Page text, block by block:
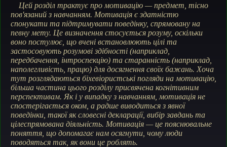
Цей розділ трактує про мотивацію — предмет, тісно
пов'язаний з навчанням. Мотивація є здатністю
спонукати та підтримувати поведінку, спрямовану на
певну мету. Це визначення стосується розуму, оскільки
воно постулює, що вчені встановлюють цілі та
застосовують розумові здібності (наприклад,
передбачення, інтроспекцію) та старанність (наприклад,
наполегливість, працю) для досягнення своїх бажань. Хоча
тут розглядаються біхевіористські погляди на мотивацію,
більша частина цього розділу присвячена когнітивним
перспективам. Як і у випадку з навчанням, мотивація не
спостерігається оком, а радше виводиться з явної
поведінки, такої як словесні декларації, вибір завдань та
цілеспрямована діяльність. Мотивація — це пояснювальне
поняття, що допомагає нам осягнути, чому люди
поводяться так, як вони це роблять.